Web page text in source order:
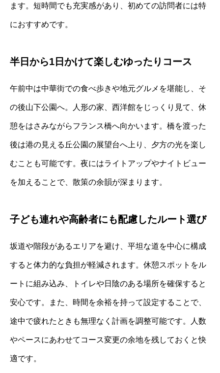
ます。短時間でも充実感があり、初めての訪問者には特
におすすめです。
半日から1日かけて楽しむゆったりコース
午前中は中華街での食べ歩きや地元グルメを堪能し、そ
の後山下公園へ。人形の家、西洋館をじっくり見て、休
憩をはさみながらフランス橋へ向かいます。橋を渡った
後は港の見える丘公園の展望台へ上り、夕方の光を楽し
むことも可能です。夜にはライトアップやナイトビュー
を加えることで、散策の余韻が深まります。
子ども連れや高齢者にも配慮したルート選び
坂道や階段があるエリアを避け、平坦な道を中心に構成
すると体力的な負担が軽減されます。休憩スポットをル
ートに組み込み、トイレや日陰のある場所を確保すると
安心です。また、時間を余裕を持って設定することで、
途中で疲れたときも無理なく計画を調整可能です。人数
やペースにあわせてコース変更の余地を残しておくと快
適です。